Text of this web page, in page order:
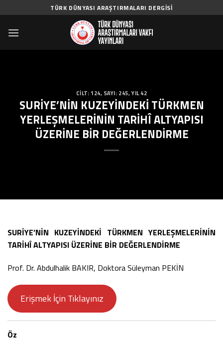
to
content
TÜRK DÜNYASI ARAŞTIRMALARI DERGISI
CILT: 124, SAYI: 245,YIL 42
SURİYE’NİN KUZEYİNDEKİ TÜRKMEN
YERLEŞMELERİNİN TARİHÎ ALTYAPISI
ÜZERİNE BİR DEĞERLENDİRME
SURİYE’NİN KUZEYİNDEKİ TÜRKMEN YERLEŞMELERİNİN
TARİHÎ ALTYAPISI ÜZERİNE BİR DEĞERLENDİRME
Prof. Dr. Abdulhalik BAKIR, Doktora Süleyman PEKİN
Erişmek İçin Tıklayınız
Öz